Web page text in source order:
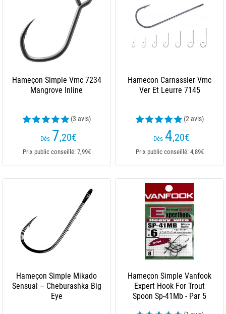
Hameçon Simple Vmc 7234
Mangrove Inline
(3 avis)
Dès 7,20€
Prix public conseillé: 7,99€
Hamecon Carnassier Vmc
Ver Et Leurre 7145
(2 avis)
Dès 4,20€
Prix public conseillé: 4,89€
Hameçon Simple Mikado
Sensual – Cheburashka Big
Eye
Hameçon Simple Vanfook
Expert Hook For Trout
Spoon Sp-41Mb - Par 5